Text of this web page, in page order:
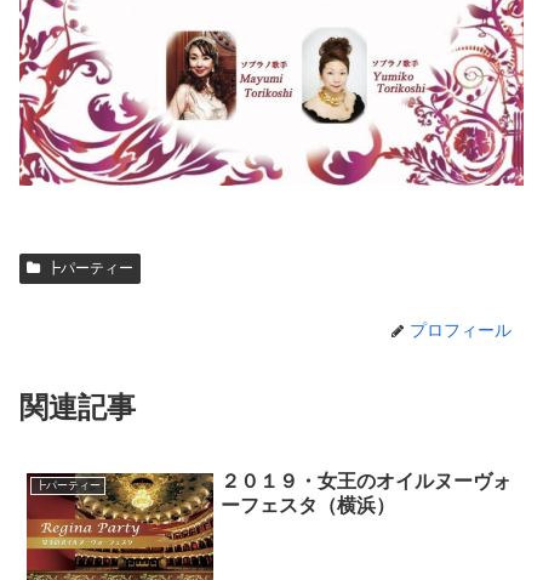
┣パーティー
プロフィール
関連記事
┣パーティー
２０１９・女王のオイルヌーヴォ
ーフェスタ（横浜）